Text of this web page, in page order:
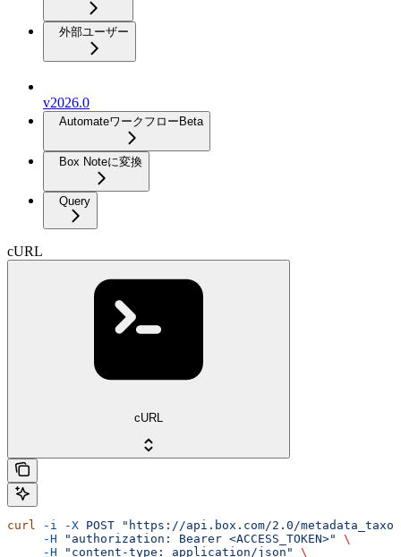
外部ユーザー
v2026.0
Automateワークフロー Beta
Box Noteに変換
Query
cURL
cURL
curl -i -X POST "https://api.box.com/2.0/
     -H
"authorization: Bearer <ACCESS_TOKEN>"
\
     -H
"content-type: application/json" \